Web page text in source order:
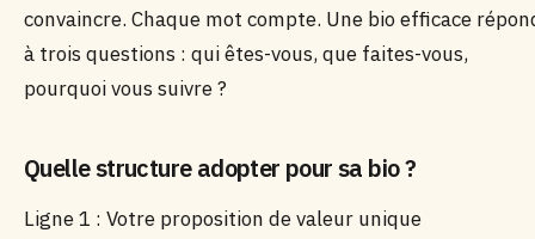
convaincre. Chaque mot compte. Une bio efficace
à trois questions : qui êtes-vous, que faites-vous,
pourquoi vous suivre ?
Quelle structure adopter pour sa bio ?
Ligne 1 : Votre proposition de valeur unique